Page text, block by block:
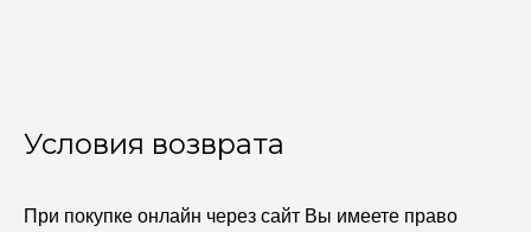
Условия возврата
При покупке онлайн через сайт Вы имеете право